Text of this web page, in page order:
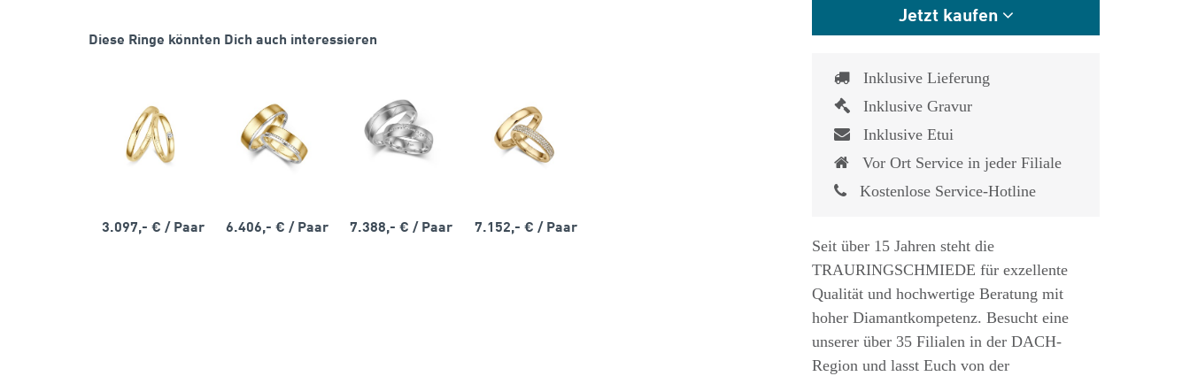
Diese Ringe könnten Dich auch interessieren
3.097,- € / Paar 6.406,- €/ Paar 7.388,- €/ Paar 7.152,- € / Paar
Jetzt kaufen
Inklusive Lieferung
Inklusive Gravur
Inklusive Etui
Vor Ort Service in jeder Filiale
Kostenlose Service-Hotline
Seit über 15 Jahren steht die
TRAURINGSCHMIEDE für exzellente
Qualität und hochwertige Beratung mit
hoher Diamantkompetenz. Besucht eine
unserer über 35 Filialen in der DACH-
Region und lasst Euch von der